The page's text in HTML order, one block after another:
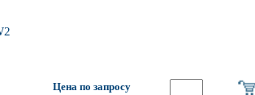
Цена по запросу